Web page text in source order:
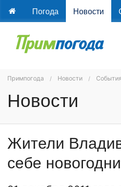
Погода Новости
Примпогода Новости События
Новости
Жители
себе